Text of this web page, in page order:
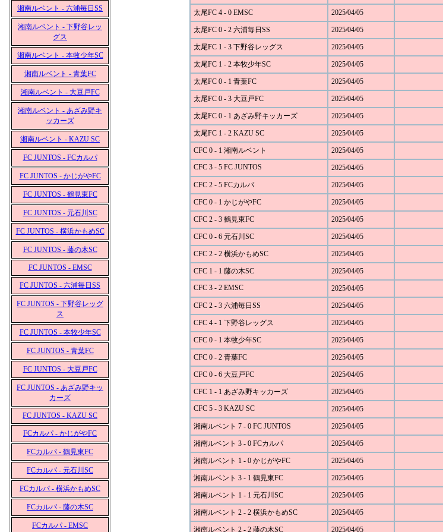
湘南ルベント - 六浦毎日SS
湘南ルベント - 下野谷レッ
グス
湘南ルベント - 本牧少年SC
湘南ルベント - 青葉FC
湘南ルベント - 大豆戸FC
湘南ルベント - あざみ野キ
ッカーズ
湘南ルベント - KAZU SC
FC JUNTOS - FCカルパ
FC JUNTOS - かじがやFC
FC JUNTOS - 鶴見東FC
FC JUNTOS - 元石川SC
FC JUNTOS - 横浜かもめSC
FC JUNTOS - 藤の木SC
FC JUNTOS - EMSC
FC JUNTOS - 六浦毎日SS
FC JUNTOS - 下野谷レッグ
ス
FC JUNTOS - 本牧少年SC
FC JUNTOS - 青葉FC
FC JUNTOS - 大豆戸FC
FC JUNTOS - あざみ野キッ
カーズ
FC JUNTOS - KAZU SC
FCカルパ - かじがやFC
FCカルパ - 鶴見東FC
FCカルパ - 元石川SC
FCカルパ - 横浜かもめSC
FCカルパ - 藤の木SC
FCカルパ - EMSC
太尾FC 4 - 0 EMSC 2025/04/05
太尾FC 0 - 2 六浦毎日SS 2025/04/05
太尾FC 1 - 3 下野谷レッグス 2025/04/05
太尾FC 1 - 2 本牧少年SC 2025/04/05
太尾FC 0 - 1 青葉FC 2025/04/05
太尾FC 0 - 3 大豆戸FC 2025/04/05
太尾FC 0 - 1 あざみ野キッカーズ 2025/04/05
太尾FC 1 - 2 KAZU SC 2025/04/05
CFC 0 - 1 湘南ルベント 2025/04/05
CFC 3 - 5 FC JUNTOS
2025/04/05
CFC 2 - 5 FCカルパ 2025/04/05
CFC 0 - 1 かじがやFC 2025/04/05
CFC 2 - 3 鶴見東FC 2025/04/05
CFC 0 - 6 元石川SC 2025/04/05
CFC 2 - 2 横浜かもめSC 2025/04/05
CFC 1 - 1 藤の木SC 2025/04/05
CFC 3 - 2 EMSC
2025/04/05
CFC 2 - 3 六浦毎日SS 2025/04/05
CFC 4 - 1 下野谷レッグス 2025/04/05
CFC 0 - 1 本牧少年SC 2025/04/05
CFC 0 - 2 青葉FC 2025/04/05
CFC 0 - 6 大豆戸FC 2025/04/05
CFC 1 - 1 あざみ野キッカーズ 2025/04/05
CFC 5 - 3 KAZU SC
2025/04/05
湘南ルベント 7 - 0 FC JUNTOS 2025/04/05
湘南ルベント 3 - 0 FCカルパ 2025/04/05
湘南ルベント 1 - 0 かじがやFC 2025/04/05
湘南ルベント 3 - 1 鶴見東FC 2025/04/05
湘南ルベント 1 - 1 元石川SC 2025/04/05
湘南ルベント 2 - 2 横浜かもめSC 2025/04/05
湘南ルベント 2 - 2 藤の木SC 2025/04/05